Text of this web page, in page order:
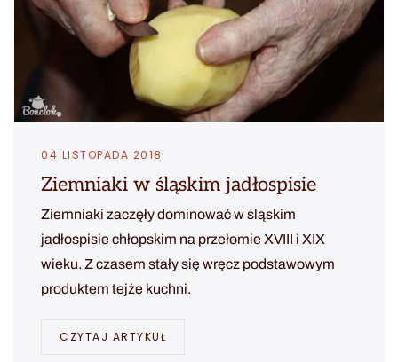
04 LISTOPADA 2018
Ziemniaki w śląskim jadłospisie
Ziemniaki zaczęły dominować w śląskim
jadłospisie chłopskim na przełomie XVIII i XIX
wieku. Z czasem stały się wręcz podstawowym
produktem tejże kuchni.
CZYTAJ ARTYKUŁ